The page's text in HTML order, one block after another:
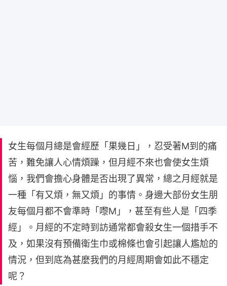
女生每個月總是會經歷「果幾日」，忍受著M到的痛
苦，難免讓人心情煩躁，但月經不來也會使女生煩
惱，我們會擔心身體是否出現了異常，總之月經就是
一種「有又煩，無又煩」的事情。身邊大部份女生朋
友每個月都不會準時「嚟M」，甚至有些人是「四季
經」。月經的不定時到訪通常都會殺女生一個措手不
及，如果沒有預備衛生巾或棉條也會引起讓人尷尬的
情況，但到底為甚麼我們的月經周期會如此不穩定
呢？